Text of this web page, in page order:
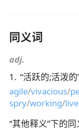
同义词
adj.
1 . “活跃的;活泼的
agile/vivacious/
spry/working/
“其他释义”下的